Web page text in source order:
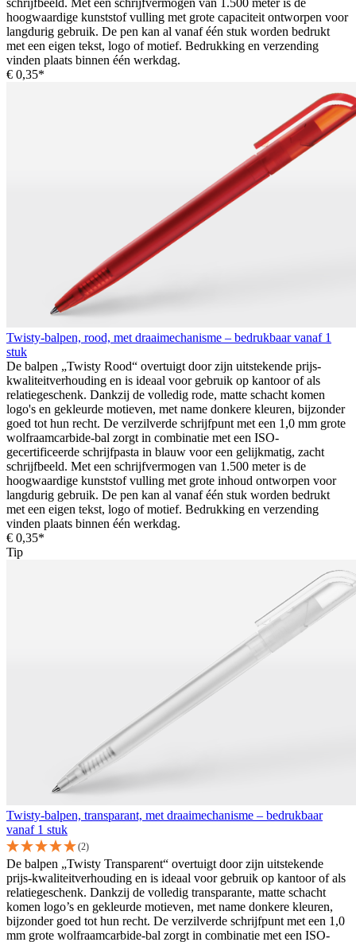
hoogwaardige kunststof vulling met grote capaciteit ontworpen voor
langdurig gebruik. De pen kan al vanaf één stuk worden bedrukt
met een eigen tekst, logo of motief. Bedrukking en verzending
vinden plaats binnen één werkdag.
€ 0,35*
Twisty-balpen, rood, met draaimechanisme – bedrukbaar vanaf 1
stuk
De balpen „Twisty Rood“ overtuigt door zijn uitstekende prijs-
kwaliteitverhouding en is ideaal voor gebruik op kantoor of als
relatiegeschenk. Dankzij de volledig rode, matte schacht komen
logo's en gekleurde motieven, met name donkere kleuren, bijzonder
goed tot hun recht. De verzilverde schrijfpunt met een 1,0 mm grote
wolfraamcarbide-bal zorgt in combinatie met een ISO-
gecertificeerde schrijfpasta in blauw voor een gelijkmatig, zacht
schrijfbeeld. Met een schrijfvermogen van 1.500 meter is de
hoogwaardige kunststof vulling met grote inhoud ontworpen voor
langdurig gebruik. De pen kan al vanaf één stuk worden bedrukt
met een eigen tekst, logo of motief. Bedrukking en verzending
vinden plaats binnen één werkdag.
€ 0,35*
Tip
Twisty-balpen, transparant, met draaimechanisme – bedrukbaar
vanaf 1 stuk
(2)
De balpen „Twisty Transparent“ overtuigt door zijn uitstekende
prijs-kwaliteitverhouding en is ideaal voor gebruik op kantoor of als
relatiegeschenk. Dankzij de volledig transparante, matte schacht
komen logo’s en gekleurde motieven, met name donkere kleuren,
bijzonder goed tot hun recht. De verzilverde schrijfpunt met een 1,0
mm grote wolfraamcarbide-bal zorgt in combinatie met een ISO-